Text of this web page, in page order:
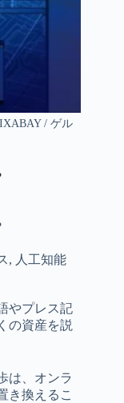
/ ゲル
, 人工知能
やプレス記
の資産を説
は、オンラ
き換えるこ